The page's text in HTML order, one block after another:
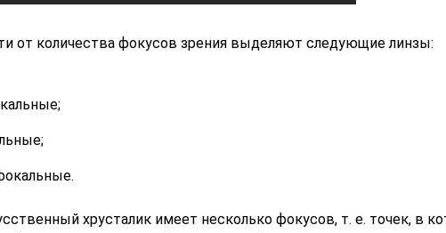
от количества фокусов зрения выделяют следующие линзы:
хрусталик имеет несколько фокусов, т. е. точек, в